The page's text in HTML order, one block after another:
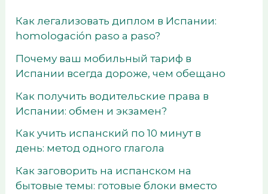
Как легализовать диплом в Испании:
homologación paso a paso?
Почему ваш мобильный тариф в
Испании всегда дороже, чем обещано
Как получить водительские права в
Испании: обмен и экзамен?
Как учить испанский по 10 минут в
день: метод одного глагола
Как заговорить на испанском на
бытовые темы: готовые блоки вместо